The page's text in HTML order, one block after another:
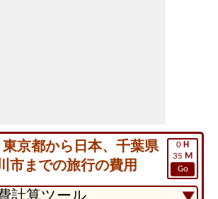
0 H
35 M
Go
東京都から日本、千葉県
市までの旅行の費用